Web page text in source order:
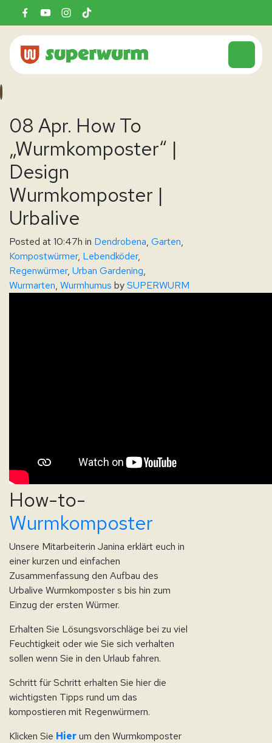
08 Apr. How To
„Wurmkomposter“ |
Design
Wurmkomposter |
Urbalive
Posted at 10:47h in Dendrobena, Garten,
Kompostwürmer, Lebendköder,
Regenwürmer, Urban Gardening,
Wurmarten, Wurmhumus bySUPERWURM
How-to-
Wurmkomposter
Unsere Mitarbeiterin Janina erklärt euch in
einer kurzen und einfachen
Zusammenfassung den Aufbau des
Urbalive Wurmkomposter s bis hin zum
Einzug der ersten Würmer.
Erhalten Sie Lösungsvorschläge bei zu viel
Feuchtigkeit oder wie Sie sich verhalten
sollen wenn Sie in den Urlaub fahren.
Schritt für Schritt erhalten Sie hier die
wichtigsten Tipps rund um das
kompostieren mit Regenwürmern.
Klicken Sie Hierum den Wurmkomposter